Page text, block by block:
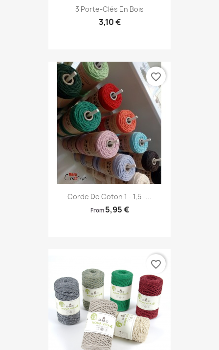
3 Porte-Clés En Bois
3,10 €
Corde De Coton 1 - 1,5 -...
From 5,95 €
favorite_border
favorite_border